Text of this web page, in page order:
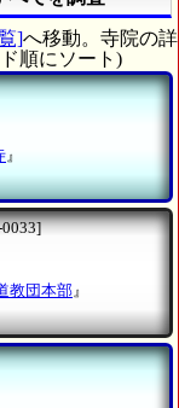
]へ移動。寺院の詳
順にソート)
』
教団本部』